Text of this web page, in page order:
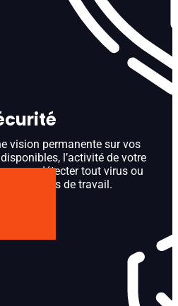
vision permanente sur vos
l’activité de votre
détecter tout virus ou
vos postes de travail.